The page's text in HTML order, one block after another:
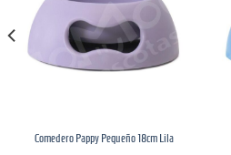
Comedero Pappy Pequeño 18cm Lila